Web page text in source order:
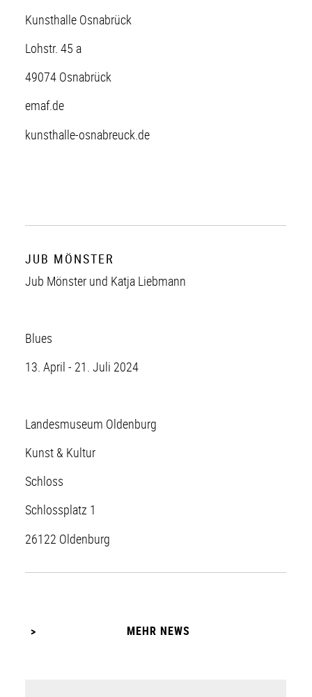
Kunsthalle Osnabrück
Lohstr. 45 a
49074 Osnabrück
emaf.de
kunsthalle-osnabreuck.de
JUB MÖNSTER
Jub Mönster und Katja Liebmann
Blues
13. April - 21. Juli 2024
Landesmuseum Oldenburg
Kunst & Kultur
Schloss
Schlossplatz 1
26122 Oldenburg
MEHR NEWS